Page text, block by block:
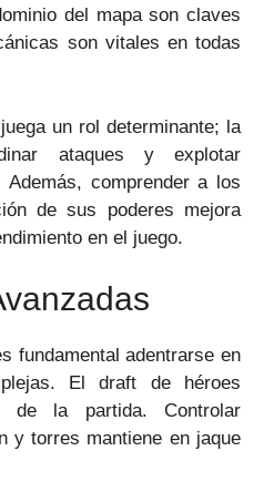
del mapa son claves
son vitales en todas
un rol determinante; la
ataques y explotar
comprender a los
de sus poderes mejora
en el juego.
fundamental adentrarse en
El draft de héroes
de la partida. Controlar
y torres mantiene en jaque